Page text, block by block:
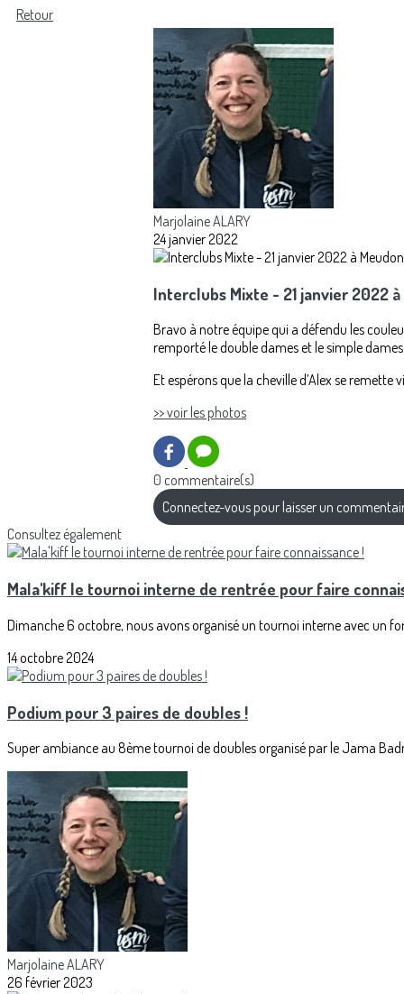
Retour
Marjolaine ALARY
24 janvier 2022
Interclubs Mixte - 21 janvier 2022 à
Bravo à notre équipe qui a défendu les
remporté le double dames et le simple
Et espérons que la cheville d’Alex se
>> voir les photos
0 commentaire(s)
Connectez-vous pour laisser un
Consultez également
Mala'kiff le tournoi interne de rentrée pour faire
Dimanche 6 octobre, nous avons organisé un tournoi interne avec un
14 octobre 2024
Podium pour 3 paires de doubles !
Super ambiance au 8ème tournoi de doubles organisé par le Jama
Marjolaine ALARY
26 février 2023